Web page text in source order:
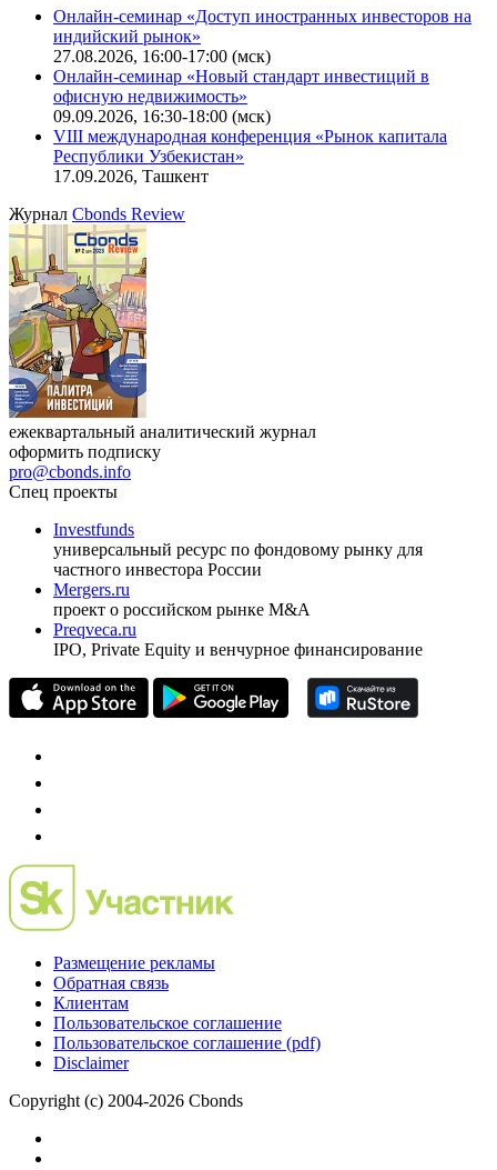
Онлайн-семинар «Доступ иностранных инвесторов на
индийский рынок»
27.08.2026, 16:00-17:00 (мск)
Онлайн-семинар «Новый стандарт инвестиций в
офисную недвижимость»
09.09.2026, 16:30-18:00 (мск)
VIII международная конференция «Рынок капитала
Республики Узбекистан»
17.09.2026, Ташкент
Журнал Cbonds Review
ежеквартальный аналитический журнал
оформить подписку
pro@cbonds.info
Спец проекты
Investfunds
универсальный ресурс по фондовому рынку для
частного инвестора России
Mergers.ru
проект о российском рынке M&A
Preqveca.ru
IPO, Private Equity и венчурное финансирование
Размещение рекламы
Обратная связь
Клиентам
Пользовательское соглашение
Пользовательское соглашение (pdf)
Disclaimer
Copyright (c) 2004-2026 Cbonds